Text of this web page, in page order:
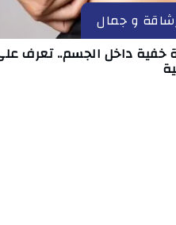
و جمال
خفية داخل الجسم.. تعرف